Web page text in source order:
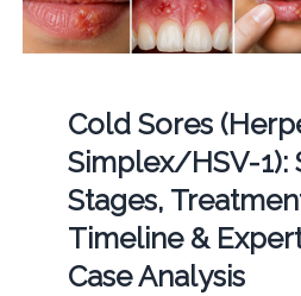
Cold Sores
Simplex/HSV-1):
Stages,
Timeline &
Case Analysis